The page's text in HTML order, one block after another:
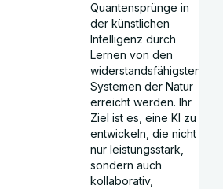
Quantensprünge in
der künstlichen
Intelligenz durch
Lernen von den
widerstandsfähigsten
Systemen der Natur
erreicht werden. Ihr
Ziel ist es, eine KI zu
entwickeln, die nicht
nur leistungsstark,
sondern auch
kollaborativ,